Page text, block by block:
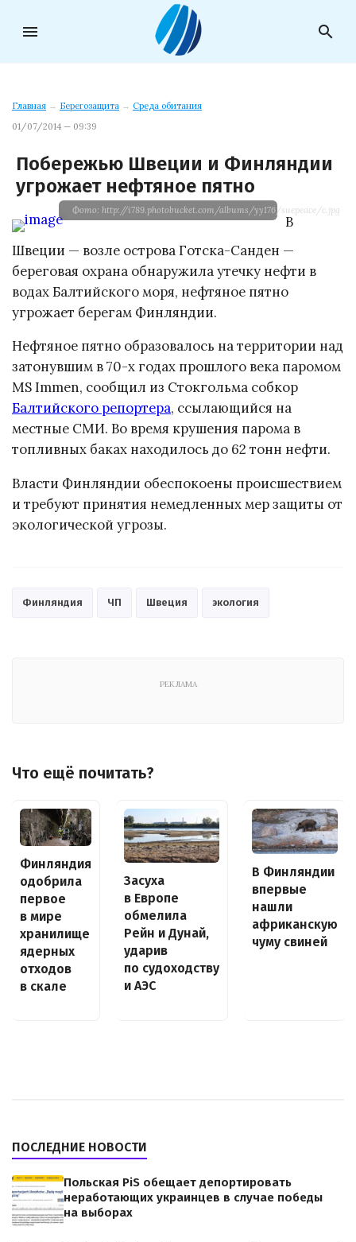
menu search
Главная → Берегозащита → Среда обитания
01/07/2014 — 09:39
Побережью Швеции и Финляндии
угрожает нефтяное пятно
Фото: http://i789.photobucket.com/albums/yy176/suepeace/c.jpg
В
Швеции — возле острова Готска-Санден —
береговая охрана обнаружила утечку нефти в
водах Балтийского моря, нефтяное пятно
угрожает берегам Финляндии.
Нефтяное пятно образовалось на территории над
затонувшим в 70-х годах прошлого века паромом
MS Immen, сообщил из Стокгольма собкор
Балтийского репортера, ссылающийся на
местные СМИ. Во время крушения парома в
топливных баках находилось до 62 тонн нефти.
Власти Финляндии обеспокоены происшествием
и требуют принятия немедленных мер защиты от
экологической угрозы.
Финляндия ЧП Швеция экология
РЕКЛАМА
Что ещё почитать?
Финляндия
одобрила
первое
в мире
хранилище
ядерных
отходов
в скале
Засуха
в Европе
обмелила
Рейн и Дунай,
ударив
по судоходству
и АЭС
В Финляндии
впервые
нашли
африканскую
чуму свиней
ПОСЛЕДНИЕ НОВОСТИ
Польская PiS обещает депортировать
неработающих украинцев в случае победы
на выборах